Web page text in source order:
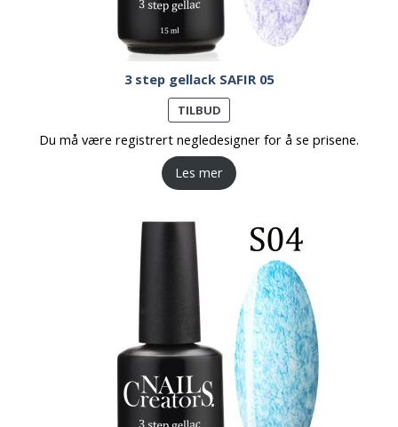
3 step gellack SAFIR 05
TILBUDPRODUKT
PÅ
SALG
Du må være registrert negledesigner for å se prisene.
Les mer